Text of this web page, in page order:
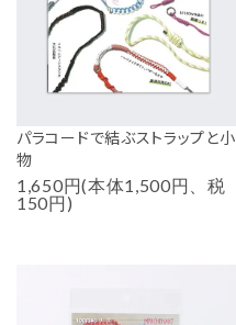
パラコードで結ぶストラップと小
物
1,650円(本体1,500円、税
150円)